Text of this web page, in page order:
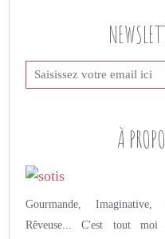
À
Gourmande, Imaginative,
Rêveuse... C'est tout